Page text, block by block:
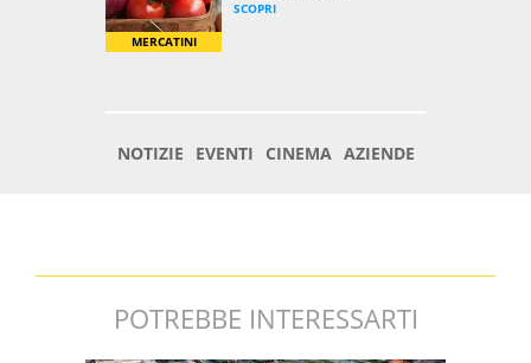
POTREBBE INTERESSARTI